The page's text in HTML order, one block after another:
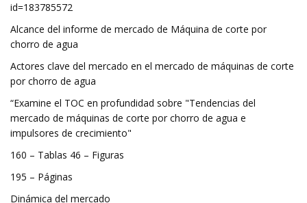
id=183785572
Alcance del informe de mercado de Máquina de corte por
chorro de agua
Actores clave del mercado en el mercado de máquinas de corte
por chorro de agua
“Examine el TOC en profundidad sobre "Tendencias del
mercado de máquinas de corte por chorro de agua e
impulsores de crecimiento"
160 – Tablas 46 – Figuras
195 – Páginas
Dinámica del mercado